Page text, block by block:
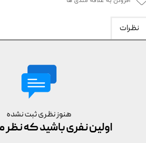
نظرات
هنوز نظری ثبت نشده
اولین نفری باشید که